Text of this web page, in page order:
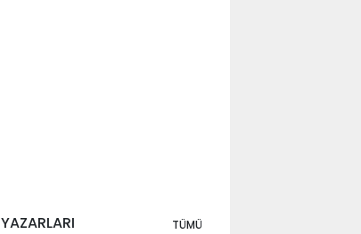
YAZARLARI TÜMÜ